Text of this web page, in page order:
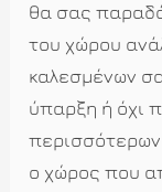
θα σας
του χώρου
καλεσμένων
ύπαρξη ή όχι
ο χώρος που